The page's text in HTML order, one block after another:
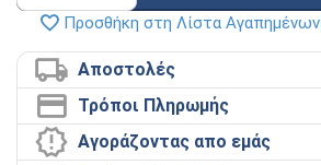
Προσθήκη στη Λίστα Αγαπημένων
Αποστολές
Τρόποι Πληρωμής
Αγοράζοντας απο εμάς